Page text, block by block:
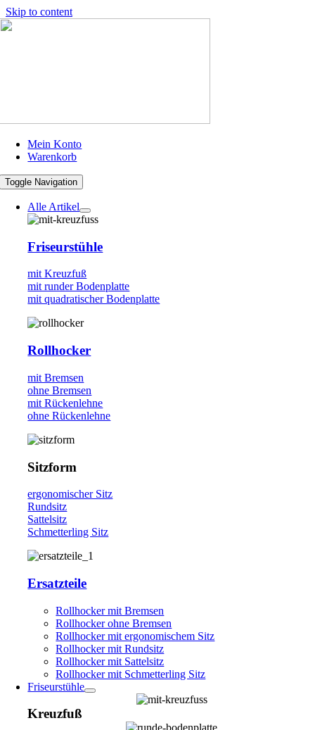
Skip to content
Mein Konto
Warenkorb
Toggle Navigation
Alle Artikel
Friseurstühle
mit Kreuzfuß
mit runder Bodenplatte
mit quadratischer Bodenplatte
Rollhocker
mit Bremsen
ohne Bremsen
mit Rückenlehne
ohne Rückenlehne
Sitzform
ergonomischer Sitz
Rundsitz
Sattelsitz
Schmetterling Sitz
Ersatzteile
Rollhocker mit Bremsen
Rollhocker ohne Bremsen
Rollhocker mit ergonomischem Sitz
Rollhocker mit Rundsitz
Rollhocker mit Sattelsitz
Rollhocker mit Schmetterling Sitz
Friseurstühle
Kreuzfuß